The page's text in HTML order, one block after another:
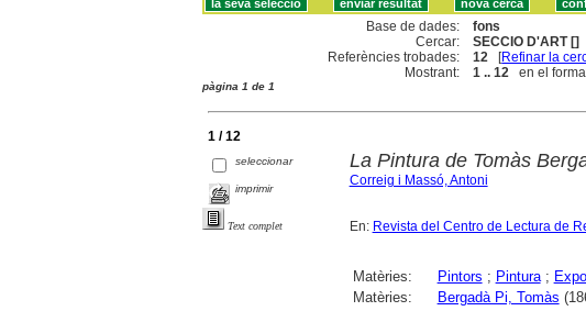
Base de dades:
fons
Cercar:
SECCIO D'ART []
Referències trobades:
12 [Refinar la
Mostrant:
1 .. 12 en el
pàgina 1 de 1
1 / 12
seleccionar
imprimir
Text complet
La Pintura de Tomàs
Correig i Massó, Antoni
En: Revista del Centro de Lectura de
Matèries: Pintors ; Pintura;
Matèries:
Bergadà Pi, Tomàs